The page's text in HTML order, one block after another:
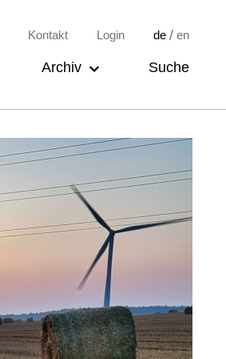
Archiv Suche
de / en
Kontakt Login